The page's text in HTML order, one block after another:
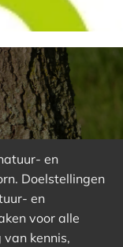
en
Doelstellingen
en
voor alle
kennis,